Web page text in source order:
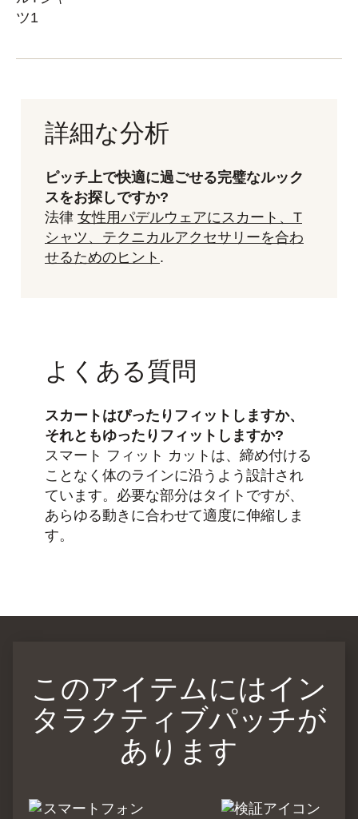
は
た。
格
詳細な分析
ピッチ上で快適に過ごせる完璧なルック
スをお探しですか?
法律 女性用パデルウェアにスカート、T
シャツ、テクニカルアクセサリーを合わ
せるためのヒント .
よくある質問
スカートはぴったりフィットしますか、
それともゆったりフィットしますか?
スマート フィット カットは、締め付ける
ことなく体のラインに沿うよう設計され
ています。必要な部分はタイトですが、
あらゆる動きに合わせて適度に伸縮しま
す。
このアイテムにはイン
タラクティブパッチが
あります